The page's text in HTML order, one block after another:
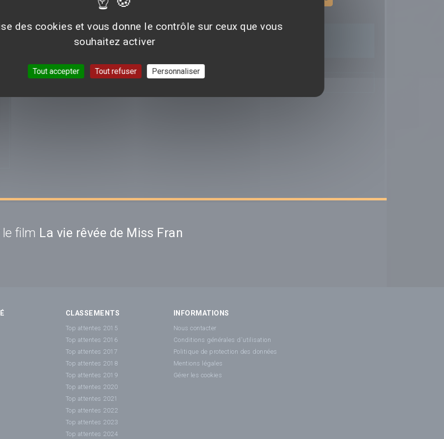
Aucun avis n'est pour le moment disponible.
film La vie rêvée de Miss Fran
CLASSEMENTS
Top attentes 2015
Top attentes 2016
Top attentes 2017
Top attentes 2018
Top attentes 2019
Top attentes 2020
Top attentes 2021
Top attentes 2022
Top attentes 2023
Top attentes 2024
INFORMATIONS
Nous contacter
Conditions générales d'utilisation
Politique de protection des données
Mentions légales
Gérer les cookies
des cookies et vous donne le contrôle sur ceux que vous
souhaitez activer
Tout accepter Tout refuser Personnaliser